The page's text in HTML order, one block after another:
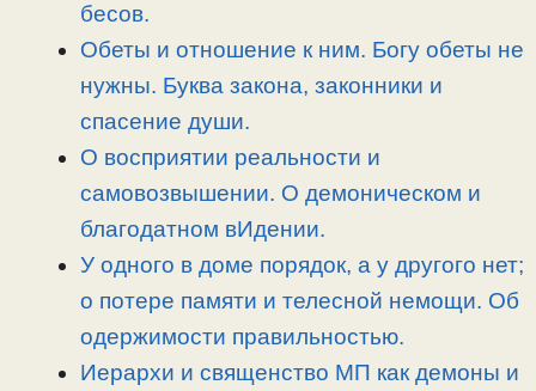
бесов.
Обеты и отношение к ним. Богу обеты не
нужны. Буква закона, законники и
спасение души.
О восприятии реальности и
самовозвышении. О демоническом и
благодатном вИдении.
У одного в доме порядок, а у другого нет;
о потере памяти и телесной немощи. Об
одержимости правильностью.
Иерархи и священство МП как демоны и